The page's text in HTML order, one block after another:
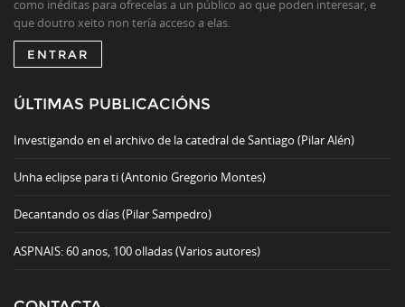
como inéditas para ofrecelas a un público ao que poden interesar, e
que doutro xeito non tería acceso a elas.
ENTRAR
ÚLTIMAS PUBLICACIÓNS
Investigando en el archivo de la catedral de Santiago (Pilar Alén)
Unha eclipse para ti (Antonio Gregorio Montes)
Decantando os días (Pilar Sampedro)
ASPNAIS: 60 anos, 100 olladas (Varios autores)